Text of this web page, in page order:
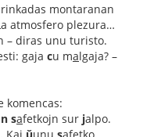
montaranan
atmosfero plezura…
– diras unu turisto.
gaja cu malgaja? –
komencas:
n safetkojn sur jalpo.
. Kaj ŭunu safetko